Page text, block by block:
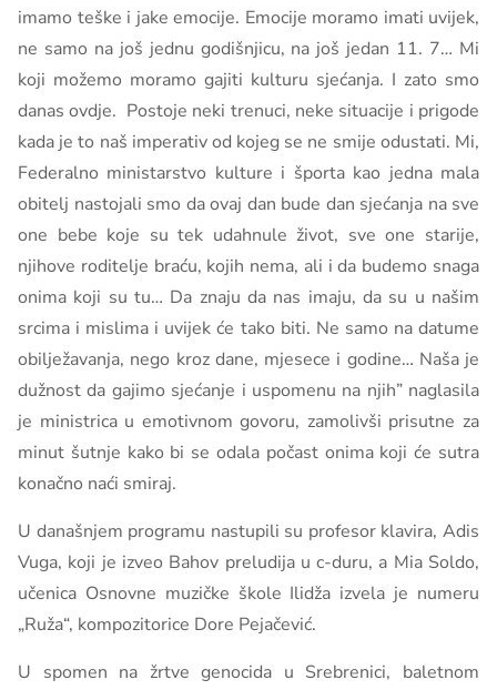
imamo teške i jake emocije. Emocije moramo imati uvijek,
ne samo na još jednu godišnjicu, na još jedan 11. 7… Mi
koji možemo moramo gajiti kulturu sjećanja. I zato smo
danas ovdje. Postoje neki trenuci, neke situacije i prigode
kada je to naš imperativ od kojeg se ne smije odustati. Mi,
Federalno ministarstvo kulture i športa kao jedna mala
obitelj nastojali smo da ovaj dan bude dan sjećanja na sve
one bebe koje su tek udahnule život, sve one starije,
njihove roditelje braću, kojih nema, ali i da budemo snaga
onima koji su tu… Da znaju da nas imaju, da su u našim
srcima i mislima i uvijek će tako biti. Ne samo na datume
obilježavanja, nego kroz dane, mjesece i godine… Naša je
dužnost da gajimo sjećanje i uspomenu na njih” naglasila
je ministrica u emotivnom govoru, zamolivši prisutne za
minut šutnje kako bi se odala počast onima koji će sutra
konačno naći smiraj.
U današnjem programu nastupili su profesor klavira, Adis
Vuga, koji je izveo Bahov preludija u c-duru, a Mia Soldo,
učenica Osnovne muzičke škole Ilidža izvela je numeru
„Ruža“, kompozitorice Dore Pejačević.
U spomen na žrtve genocida u Srebrenici, baletnom